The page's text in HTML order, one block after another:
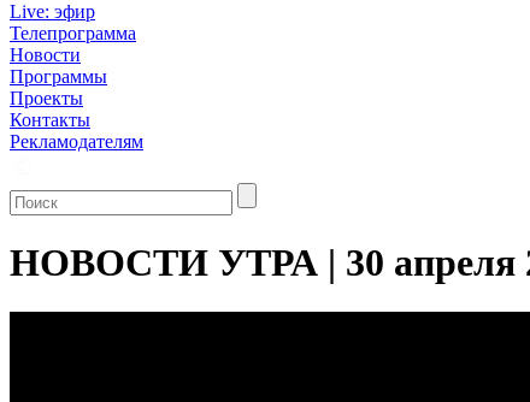
Live: эфир
Телепрограмма
Новости
Программы
Проекты
Контакты
Рекламодателям
НОВОСТИ УТРА | 30 апреля